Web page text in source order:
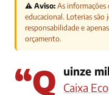
⚠️ Aviso: As
educacional. Loterias
responsabilidade e
orçamento.
“Quinze
Caixa